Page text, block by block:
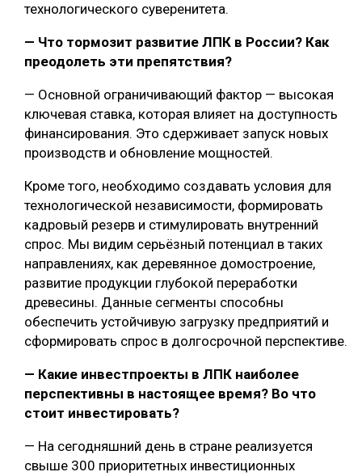
технологического суверенитета.
— Что тормозит развитие ЛПК в России? Как
преодолеть эти препятствия?
— Основной ограничивающий фактор — высокая
ключевая ставка, которая влияет на доступность
финансирования. Это сдерживает запуск новых
производств и обновление мощностей.
Кроме того, необходимо создавать условия для
технологической независимости, формировать
кадровый резерв и стимулировать внутренний
спрос. Мы видим серьёзный потенциал в таких
направлениях, как деревянное домостроение,
развитие продукции глубокой переработки
древесины. Данные сегменты способны
обеспечить устойчивую загрузку предприятий и
сформировать спрос в долгосрочной перспективе.
— Какие инвестпроекты в ЛПК наиболее
перспективны в настоящее время? Во что
стоит инвестировать?
— На сегодняшний день в стране реализуется
свыше 300 приоритетных инвестиционных